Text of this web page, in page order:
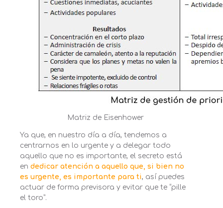
Matriz de Eisenhower
Ya que, en nuestro día a día, tendemos a
centrarnos en lo urgente y a delegar todo
aquello que no es importante, el secreto está
endedicar atención a aquello que, si bien no
es urgente, es importante para ti, así puedes
actuar de forma previsora y evitar que te “pille
el toro”.